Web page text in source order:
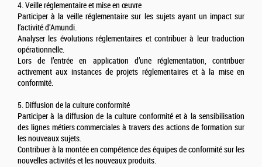
4. Veille réglementaire et mise en œuvre
Participer à la veille réglementaire sur les sujets ayant un impact sur
l’activité d’Amundi.
Analyser les évolutions réglementaires et contribuer à leur traduction
opérationnelle.
Lors de l’entrée en application d’une réglementation, contribuer
activement aux instances de projets réglementaires et à la mise en
conformité.
5. Diffusion de la culture conformité
Participer à la diffusion de la culture conformité et à la sensibilisation
des lignes métiers commerciales à travers des actions de formation sur
les nouveaux sujets.
Contribuer à la montée en compétence des équipes de conformité sur les
nouvelles activités et les nouveaux produits.